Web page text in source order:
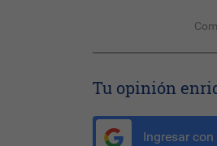
Tu opinión
Ingresar